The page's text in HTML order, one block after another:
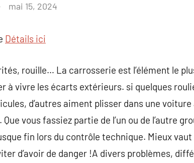
mai 15, 2024
Détails ici
rouille… La carrosserie est l’élément le
à vivre les écarts extérieurs. si quelques
d’autres aiment plisser dans une
vous fassiez partie de l’un ou de l’autre
fin lors du contrôle technique. Mieux
d’avoir de danger !A divers problèmes,